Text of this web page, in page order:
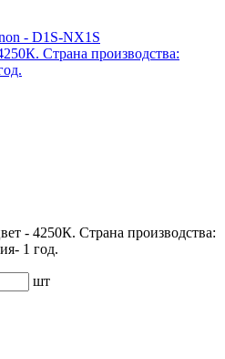
- D1S-NX1S
Страна производства:
- 4250К. Страна производства:
1 год.
шт